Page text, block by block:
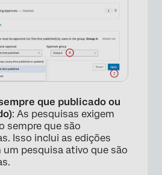
que publicado ou
: As pesquisas exigem
sempre que são
Isso inclui as edições
pesquisa ativo que são